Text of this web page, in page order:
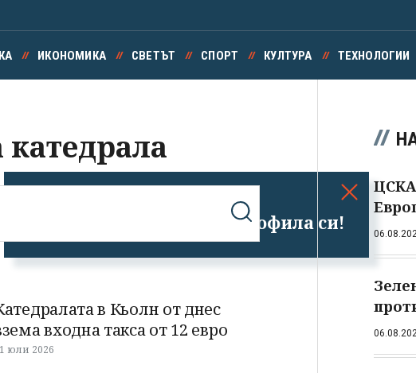
Успешно излязохте от профила си!
ИКОНОМИКА СВЕТЪТ СПОРТ КУЛТУРА ТЕХНОЛОГИИ
в Кьолн от днес
входна такса от 12 евро
юли 2026
ЦСКА